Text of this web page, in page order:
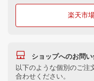
楽天市
ショップへのお問
以下のような個別のご注
合わせください。